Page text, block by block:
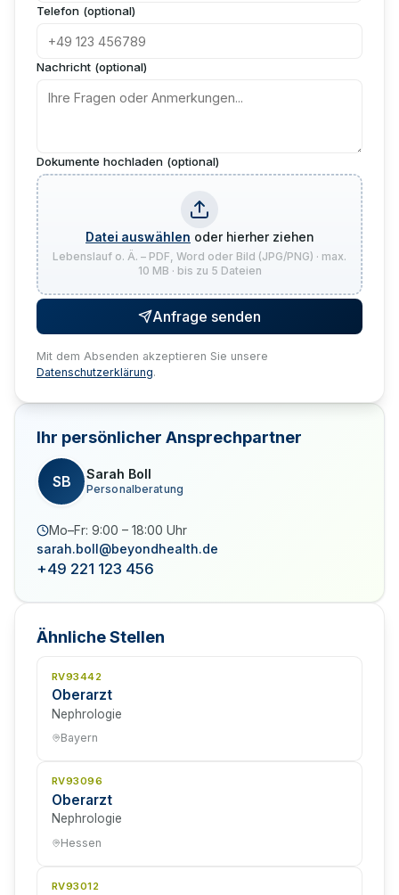
Telefon (optional)
Nachricht (optional)
Dokumente hochladen (optional)
Datei auswählen oder hierher ziehen
Lebenslauf o. Ä. – PDF, Word oder Bild (JPG/PNG) · max.
10 MB · bis zu 5 Dateien
Anfrage senden
Mit dem Absenden akzeptieren Sie unsere
Datenschutzerklärung.
Ihr persönlicher Ansprechpartner
SB Sarah Boll
Personalberatung
Mo–Fr: 9:00 – 18:00 Uhr
sarah.boll@beyondhealth.de
+49 221 123 456
Ähnliche Stellen
RV93442
Oberarzt
Nephrologie
Bayern
RV93096
Oberarzt
Nephrologie
Hessen
RV93012